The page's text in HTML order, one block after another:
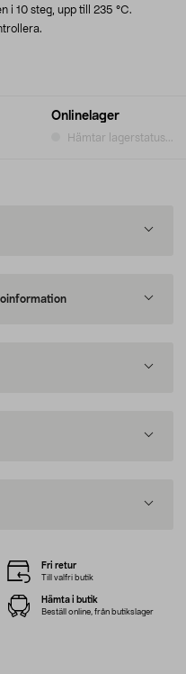
Onlinelager
Hämtar lagerstatus...
i 10 steg, upp till 235 °C.
Fri retur
Till valfri butik
Hämta i butik
Beställ online, från butikslager